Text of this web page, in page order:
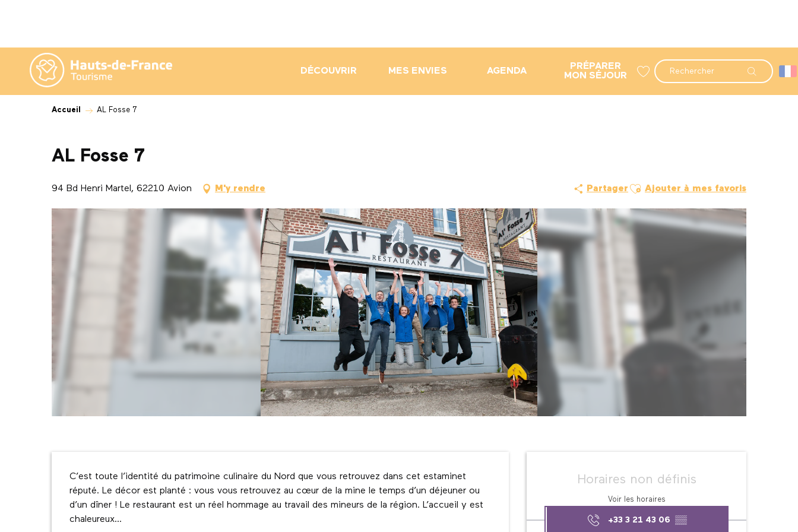
contenu
principal
Recherche
DÉCOUVRIR MES ENVIES AGENDA
PRÉPARER
MON SÉJOUR
Accueil AL Fosse 7
AL Fosse 7
94 Bd Henri Martel, 62210 Avion M'y rendre Partager Ajouter aux favoris
Ajouter à mes favoris
Ouverture et
Horaires non définis
Voir les horaires
+33 3 21 43 06 ▒▒
Description
C’est toute l’identité du patrimoine culinaire du Nord que vous retrouvez dans cet estaminet
réputé. Le décor est planté : vous vous retrouvez au cœur de la mine le temps d’un déjeuner ou
d’un dîner ! Le restaurant est un réel hommage au travail des mineurs de la région. L’accueil y est
chaleureux...